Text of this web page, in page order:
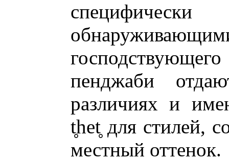
специфически
пенджаби
различиях и
thet для стилей,
местный оттенок.